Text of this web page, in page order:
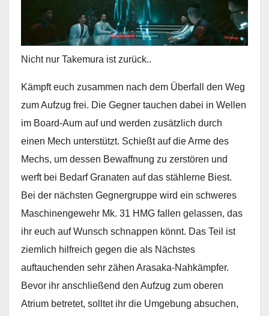
Nicht nur Takemura ist zurück..
Kämpft euch zusammen nach dem Überfall den Weg
zum Aufzug frei. Die Gegner tauchen dabei in Wellen
im Board-Aum auf und werden zusätzlich durch
einen Mech unterstützt. Schießt auf die Arme des
Mechs, um dessen Bewaffnung zu zerstören und
werft bei Bedarf Granaten auf das stählerne Biest.
Bei der nächsten Gegnergruppe wird ein schweres
Maschinengewehr Mk. 31 HMG fallen gelassen, das
ihr euch auf Wunsch schnappen könnt. Das Teil ist
ziemlich hilfreich gegen die als Nächstes
auftauchenden sehr zähen Arasaka-Nahkämpfer.
Bevor ihr anschließend den Aufzug zum oberen
Atrium betretet, solltet ihr die Umgebung absuchen,